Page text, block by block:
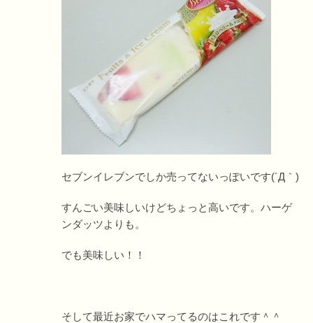
セブンイレブンでしか売ってないっぽいです(´Д｀)
すんごい美味しいけどちょっと高いです。ハーゲ
ンダッツよりも。
でも美味しい！！
そして最近お家でハマってるのはこれです＾＾